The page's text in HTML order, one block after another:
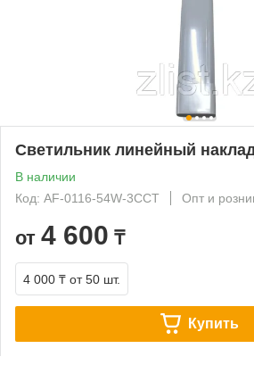
Светильник линейный
В наличии
Код: AF-0116-54W-3CCT
Опт и
от 4 600 ₸
4 000 ₸ от 50 шт.
Купить